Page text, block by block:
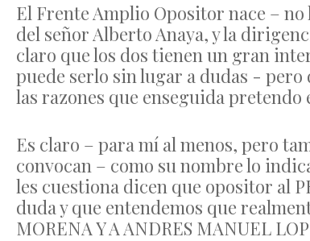
El Frente Amplio Opositor nace –
del señor Alberto Anaya, y la
claro que los dos tienen un gran
puede serlo sin lugar a dudas -
las razones que enseguida pretendo
Es claro – para mí al menos, pero
convocan – como su nombre lo
les cuestiona dicen que opositor al
duda y que entendemos que
MORENA Y A ANDRES MANUEL